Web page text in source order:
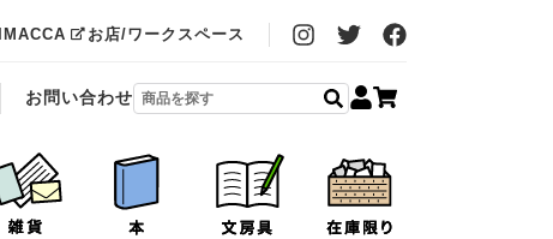
お店/ワークスペース
お問い合わせ